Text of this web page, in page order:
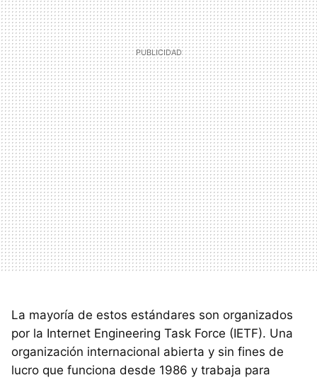
La mayoría de estos estándares son organizados
por la Internet Engineering Task Force (IETF). Una
organización internacional abierta y sin fines de
lucro que funciona desde 1986 y trabaja para